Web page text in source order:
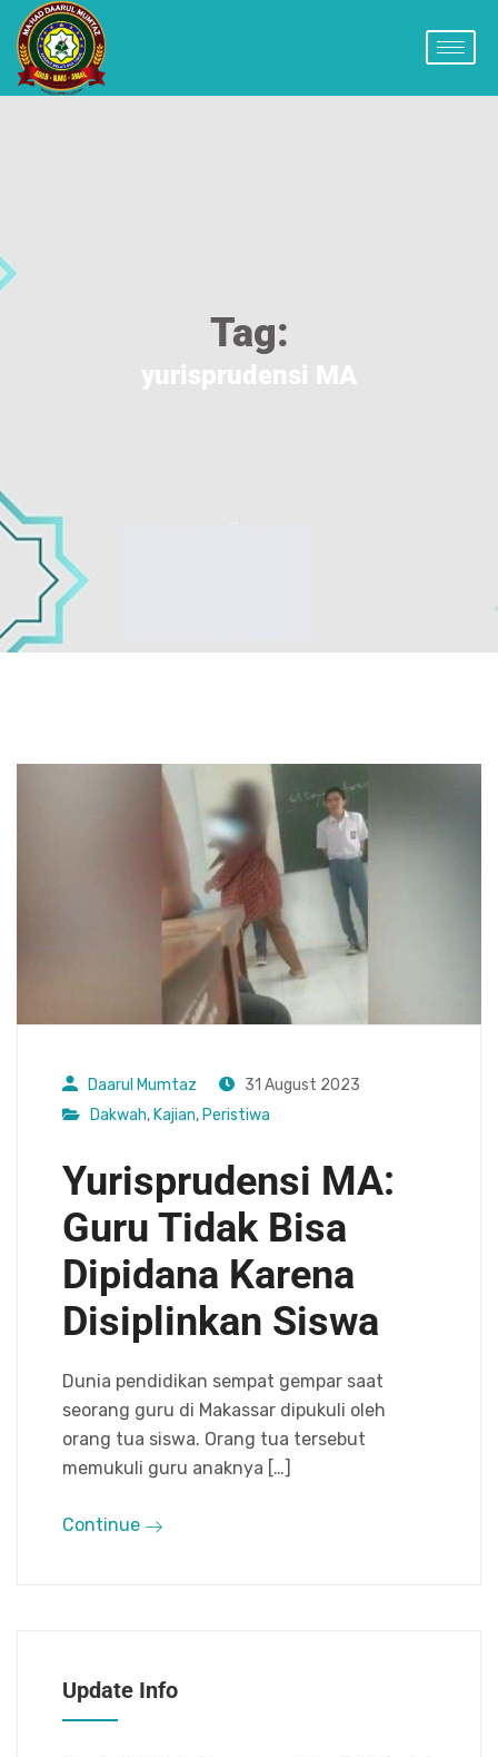
Tag:
yurisprudensi MA
Daarul Mumtaz
31 August 2023
Dakwah, Kajian, Peristiwa
Yurisprudensi MA:
Guru Tidak Bisa
Dipidana Karena
Disiplinkan Siswa
Dunia pendidikan sempat gempar saat
seorang guru di Makassar dipukuli oleh
orang tua siswa. Orang tua tersebut
memukuli guru anaknya […]
Continue
Update Info